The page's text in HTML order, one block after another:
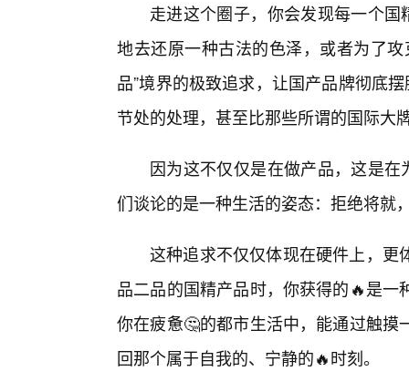
走进这个圈子，你会发现每一个国
地去还原一种古法的色泽，或者为了
品”境界的极致追求，让国产品牌彻底
节处的处理，甚至比那些所谓的国际大
因为这不仅仅是在做产品，这是在
们谈论的是一种生活的姿态：拒绝将就
这种追求不仅仅体现在硬件上，更
品二品的国精产品时，你获得的🔥是
你在疲惫🤔的都市生活中，能通过触
回那个属于自我的、宁静的🔥时刻。